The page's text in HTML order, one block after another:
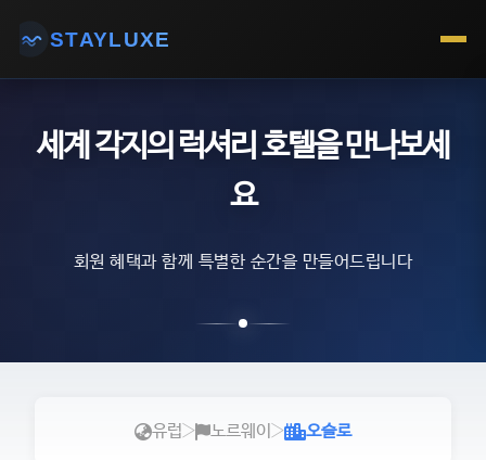
STAYLUXE
세계 각지의 럭셔리 호텔을 만나보세
요
회원 혜택과 함께 특별한 순간을 만들어드립니다
유럽› 노르웨이 › 오슬로